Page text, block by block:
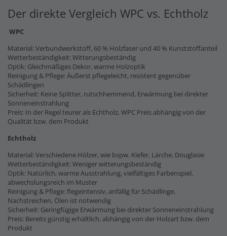
Der direkte Vergleich WPC vs. Echtholz
WPC
Material: Verbundwerkstoff, 60 % Holzfaser und 40 % Kunststoffanteil
Wetterbeständigkeit: Witterungsbeständig
Optik: Gleichmäßiges Dekor, warme Holzoptik
Reinigung & Pflege: Äußerst pflegeleicht, resistent gegenüber
Schädlingen
Sicherheit: Keine Splitter, rutschhemmend, Erwärmung bei direkter
Sonneneinstrahlung
Preis: In der Regel teurer als Echtholz, WPC Preis abhängig von der
Qualität bzw. dem Produkt
Echtholz
Material: Verschiedene Hölzer, wie bspw. Kiefer, Lärche, Douglasie
Wetterbeständigkeit: Weniger witterungsbeständig
Optik: Natürlich, warme Ausstrahlung, vielfältiges Farbenspiel,
abwechslungsreich im Muster
Reinigung & Pflege: flegeintensiv, anfällig für Schädlinge,
Nachstreichen, Ölen ist notwendig
Sicherheit: Geringfügige Erwärmung bei direkter Sonneneinstrahlung
Preis: Bereits günstig erhältlich, abhängig von der Holzart bzw. dem
Produkt